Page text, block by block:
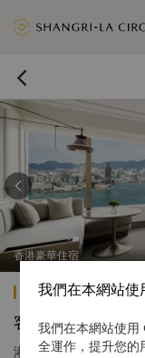

香港豪華住宿

港島香格里拉
客房與套房
港島香格里拉以無微
我們在本網站
我們在本網站使
全運作，提升您的